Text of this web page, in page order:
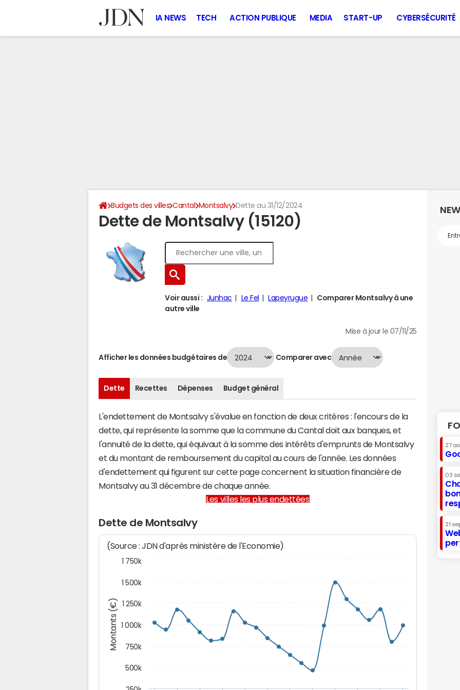
IA NEWS TECH ACTION PUBLIQUE MEDIA START-UP CYBERSÉCURITÉ
Budgets des villes Cantal Montsalvy Dette au 31/12/2024
Dette de Montsalvy (15120)
Voir aussi : Junhac Le Fel Lapeyrugue
Comparer Montsalvy à une
autre ville
Mise à jour le 07/11/25
Afficher les données budgétaires de Comparer avec
Dette Recettes Dépenses Budget général
L'endettement de Montsalvy s'évalue en fonction de deux critères : l'encours de la
dette, qui représente la somme que la commune du Cantal doit aux banques, et
l'annuité de la dette, qui équivaut à la somme des intérêts d'emprunts de Montsalvy
et du montant de remboursement du capital au cours de l'année. Les données
d'endettement qui figurent sur cette page concernent la situation financière de
Montsalvy au 31 décembre de chaque année.
Les villes les plus endettées
Dette de Montsalvy
Montants (€)
(Source : JDN d'après ministère de l'Economie)
500k
750k
1 000k
1 250k
1 500k
1 750k
27
03
21